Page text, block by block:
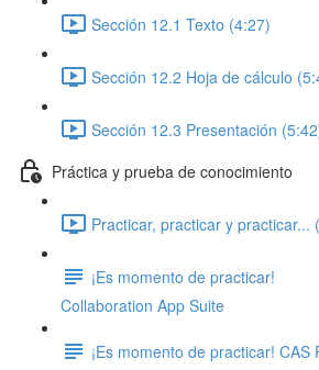
Sección 12.1 Texto (4:27)
Sección 12.2 Hoja de cálculo
Sección 12.3 Presentación
Práctica y prueba de conocimiento
Practicar, practicar y practicar...
¡Es momento de practicar!
Collaboration App Suite
¡Es momento de practicar! CAS